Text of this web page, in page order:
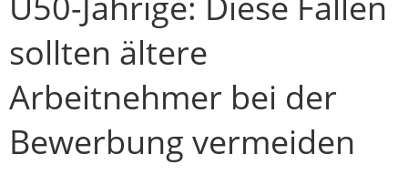
sollten ältere
Arbeitnehmer bei der
Bewerbung vermeiden